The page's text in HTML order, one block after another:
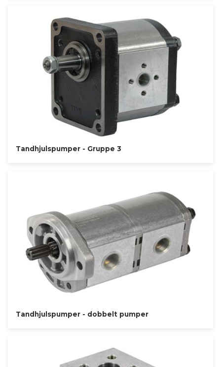
Tandhjulspumper - Gruppe 3
Tandhjulspumper - dobbelt pumper